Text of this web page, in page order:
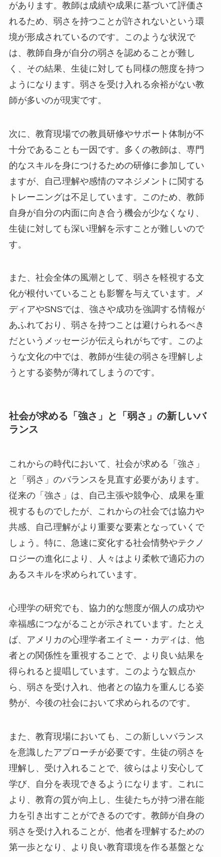
があります。教師は成績や成果に基づいて評価さ
れるため、弱さを持つことが許されないという環
境が形成されているのです。このような状況で
は、教師自身が自分の弱さを認めることが難し
く、その結果、生徒に対しても同様の態度を持つ
ようになります。弱さを受け入れる余裕がない教
師が多いのが現実です。
次に、教育現場での教員研修やサポート体制が不
十分であることも一因です。多くの教師は、専門
的なスキルを身につけるための研修に参加してい
ますが、自己理解や感情のマネジメントに関する
トレーニングは不足しています。このため、教師
自身が自分の内面に向き合う機会が少なくなり、
生徒に対しても深い理解を示すことが難しいので
す。
また、社会全体の風潮として、弱さを軽視する文
化が根付いていることも影響を与えています。メ
ディアやSNSでは、強さや成功を強調する情報が
あふれており、弱さを持つことは避けられるべき
だというメッセージが伝えられがちです。このよ
うな文化の中では、教師が生徒の弱さを理解しよ
うとする姿勢が薄れてしまうのです。
社会が求める「強さ」と「弱さ」の新しいバ
ランス
これからの時代において、社会が求める「強さ」
と「弱さ」のバランスを見直す必要があります。
従来の「強さ」は、自己主張や競争心、成果を重
視するものでしたが、これからの社会では協力や
共感、自己理解がより重要な要素となっていくで
しょう。特に、急速に変化する社会情勢やテクノ
ロジーの進化により、人々はより柔軟で適応力の
あるスキルを求められています。
心理学の研究でも、協力的な態度が個人の成功や
幸福感につながることが示されています。たとえ
ば、アメリカの心理学者エイミー・カディは、他
者との関係性を重視することで、より良い結果を
得られると提唱しています。このような観点か
ら、弱さを受け入れ、他者との協力を重んじる姿
勢が、今後の社会において求められるのです。
また、教育現場においても、この新しいバランス
を意識したアプローチが必要です。生徒の弱さを
理解し、受け入れることで、彼らはより安心して
学び、自分を表現できるようになります。これに
より、教育の質が向上し、生徒たちが持つ潜在能
力を引き出すことができるのです。教師が自身の
弱さを受け入れることが、他者を理解するための
第一歩となり、より良い教育環境を作る基盤とな